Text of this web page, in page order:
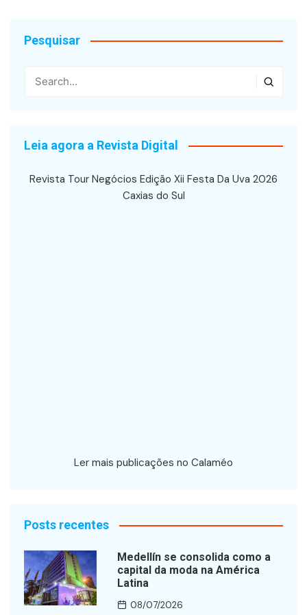
Pesquisar
Leia agora a Revista Digital
Revista Tour Negócios Edição Xii Festa Da Uva 2026
Caxias do Sul
Ler mais publicações no Calaméo
Posts recentes
Medellín se consolida como a
capital da moda na América
Latina
08/07/2026